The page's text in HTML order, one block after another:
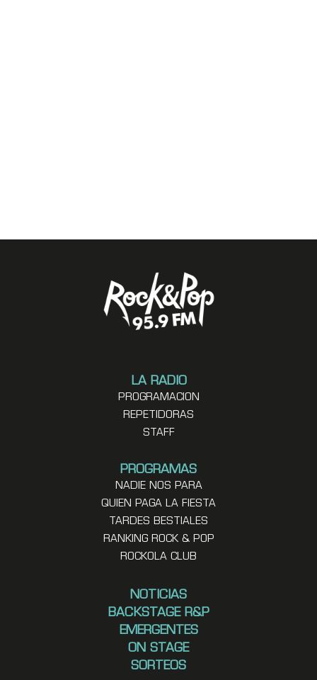
LA RADIO
PROGRAMACION
REPETIDORAS
STAFF
PROGRAMAS
NADIE NOS PARA
QUIEN PAGA LA FIESTA
TARDES BESTIALES
RANKING ROCK & POP
ROCKOLA CLUB
NOTICIAS
BACKSTAGE R&P
EMERGENTES
ON STAGE
SORTEOS